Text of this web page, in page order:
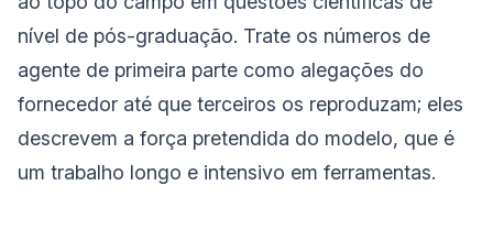
nível de pós-graduação. Trate os números de
agente de primeira parte como alegações do
fornecedor até que terceiros os reproduzam; eles
descrevem a força pretendida do modelo, que é
um trabalho longo e intensivo em ferramentas.